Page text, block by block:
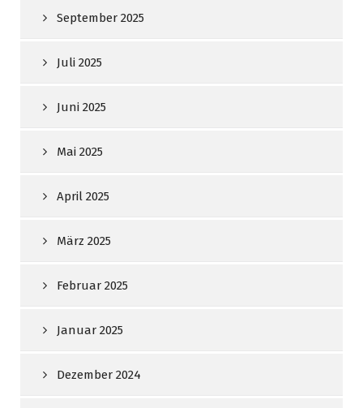
September 2025
Juli 2025
Juni 2025
Mai 2025
April 2025
März 2025
Februar 2025
Januar 2025
Dezember 2024